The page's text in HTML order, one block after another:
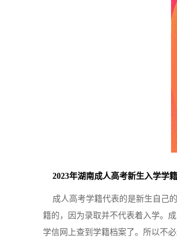
2023年湖南成人高考新生入学学籍
成人高考学籍代表的是新生自己
籍的，因为录取并不代表着入学。
学信网上查到学籍档案了。所以不